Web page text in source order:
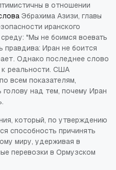
в отношении
Эбрахима Азизи, главы
иранского
"Мы не боимся воевать
правдива: Иран не боится
Однако последнее слово
к реальности. США
всем показателям,
голову над тем, почему Иран
который, по утверждению
способность причинять
миру, удерживая в
перевозки в Ормузском